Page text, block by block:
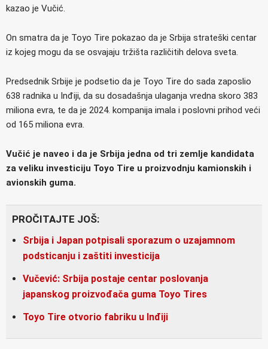
kazao je Vučić.
On smatra da je Toyo Tire pokazao da je Srbija strateški centar
iz kojeg mogu da se osvajaju tržišta različitih delova sveta.
Predsednik Srbije je podsetio da je Toyo Tire do sada zaposlio
638 radnika u Inđiji, da su dosadašnja ulaganja vredna skoro 383
miliona evra, te da je 2024. kompanija imala i poslovni prihod veći
od 165 miliona evra.
Vučić je naveo i da je Srbija jedna od tri zemlje kandidata
za veliku investiciju Toyo Tire u proizvodnju kamionskih i
avionskih guma.
PROČITAJTE JOŠ:
Srbija i Japan potpisali sporazum o uzajamnom
podsticanju i zaštiti investicija
Vučević: Srbija postaje centar poslovanja
japanskog proizvođača guma Toyo Tires
Toyo Tire otvorio fabriku u Inđiji